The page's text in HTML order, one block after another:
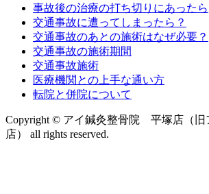
事故後の治療の打ち切りにあったら
交通事故に遭ってしまったら？
交通事故のあとの施術はなぜ必要？
交通事故の施術期間
交通事故施術
医療機関との上手な通い方
転院と併院について
Copyright © アイ鍼灸整骨院 平塚店（旧
店） all rights reserved.